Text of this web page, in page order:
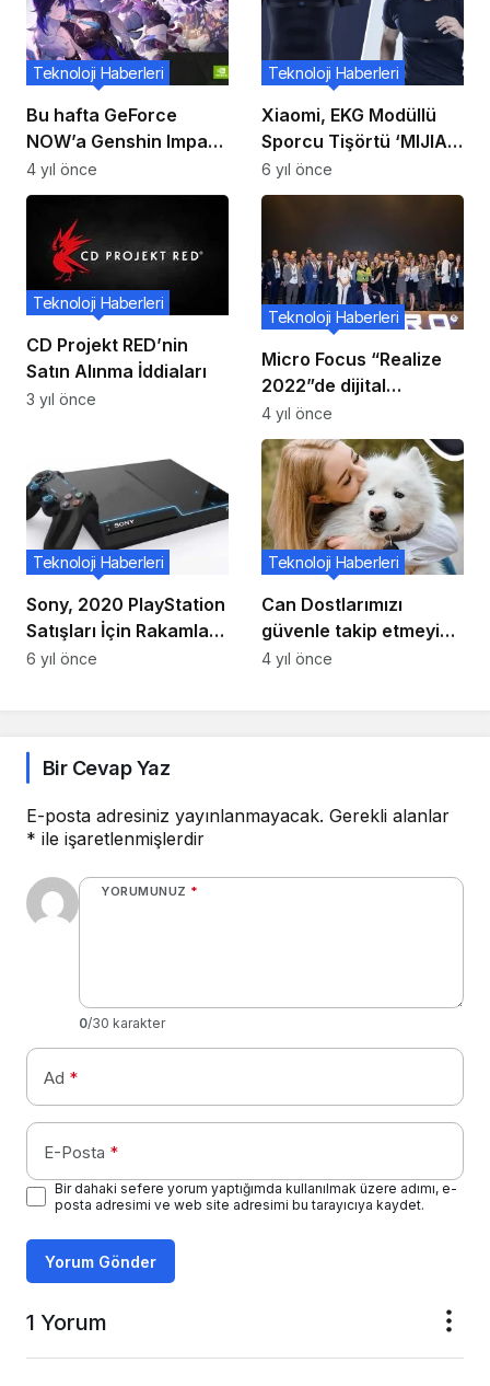
Bu hafta GeForce
NOW’a Genshin Impact
ödülleriyle geliyor ve
toplam sekiz yeni oyun
kütüphaneye katılıyor
Teknoloji Haberleri
4 yıl önce
Xiaomi, EKG Modüllü
Sporcu Tişörtü ‘MIJIA
Sports ECG’yi Duyurdu!
Teknoloji Haberleri
6 yıl önce
CD Projekt RED’nin
Satın Alınma İddiaları
Teknoloji Haberleri
3 yıl önce
Micro Focus “Realize
2022”de dijital
dönüşümün yeni
dinamikleri açıklandı
Teknoloji Haberleri
4 yıl önce
Sony, 2020 PlayStation
Satışları İçin Rakamları
Paylaştı!
Teknoloji Haberleri
6 yıl önce
Can Dostlarımızı
güvenle takip etmeyi
sağlayan Galaxy
Teknoloji Haberleri
4 yıl önce
Bir Cevap Yaz
E-posta adresiniz yayınlanmayacak. Gerekli alanlar
* ile işaretlenmişlerdir
YORUMUNUZ *
0/30 karakter
Ad *
E-Posta *
Bir dahaki sefere yorum yaptığımda kullanılmak üzere adımı, e-
posta adresimi ve web site adresimi bu tarayıcıya kaydet.
Yorum Gönder
1 Yorum